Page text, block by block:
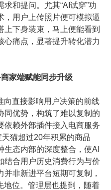
和提问。尤其“AI试穿”功
，用户上传照片便可模拟逼
下身装束，马上便能看到
心痛点，显著提升转化潜力
家端赋能同步升级
向直接影响用户决策的前线
同优势，构筑了难以复制的
依赖外部插件接入电商服务
猫超过20年积累的商品
生态内部的深度整合，使AI
结合用户历史消费行为与价
非新进平台短期可复制，
地位。管理层也提到，随着